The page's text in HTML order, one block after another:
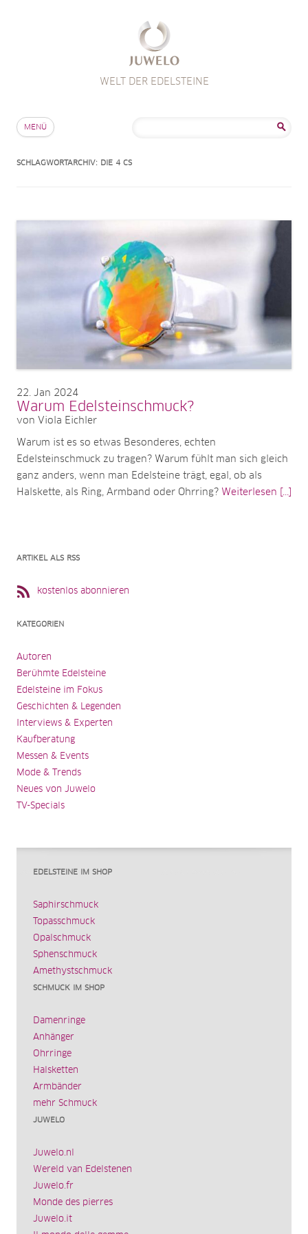
WELT DER EDELSTEINE
MENÜ
SCHLAGWORTARCHIV: DIE 4 CS
22 Jan 2024
Warum Edelsteinschmuck?
von Viola Eichler
Warum ist es so etwas Besonderes, echten
Edelsteinschmuck zu tragen? Warum fühlt man sich gleich
ganz anders, wenn man Edelsteine trägt, egal, ob als
Halskette, als Ring, Armband oder Ohrring? Weiterlesen [...]
ARTIKEL ALS RSS
kostenlos abonnieren
KATEGORIEN
Autoren
Berühmte Edelsteine
Edelsteine im Fokus
Geschichten & Legenden
Interviews & Experten
Kaufberatung
Messen & Events
Mode & Trends
Neues von Juwelo
TV-Specials
EDELSTEINE IM SHOP
Saphirschmuck
Topasschmuck
Opalschmuck
Sphenschmuck
Amethystschmuck
SCHMUCK IM SHOP
Damenringe
Anhänger
Ohrringe
Halsketten
Armbänder
mehr Schmuck
JUWELO
Juwelo.nl
Wereld van Edelstenen
Juwelo.fr
Monde des pierres
Juwelo.it